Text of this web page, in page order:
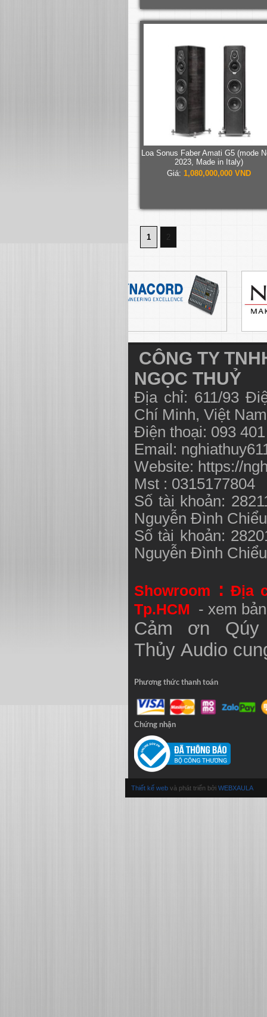
Loa Sonus Faber Amati G5 (mode
2023, Made in Italy)
Giá: 1,080,000,000 VND
1 2
CÔNG TY
NGỌC THUỶ
Địa chỉ: 611/93
Chí Minh, Việt
Điện thoại: 093
Email:
Website: https://
Mst : 0315177804
Số tài khoản:
Nguyễn Đình
Số tài khoản:
Nguyễn Đình
Showroom : Địa
Tp.HCM - xem
Cảm ơn
Thủy Audio
Phương thức thanh toán
Chứng nhận
Thiết kế web và phát triển bởi WEBXAULA